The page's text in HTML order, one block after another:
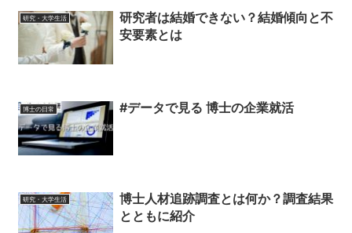
研究・大学生活
研究者は結婚できない？結婚傾向と不
安要素とは
博士の日常 #データで見る 博士の企業就活
研究・大学生活
博士人材追跡調査とは何か？調査結果
とともに紹介